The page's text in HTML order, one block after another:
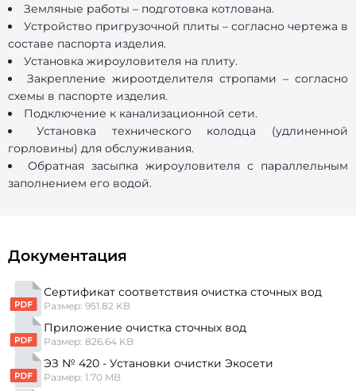
Земляные работы – подготовка котлована.
Устройство пригрузочной плиты – согласно чертежа в
составе паспорта изделия.
Установка жироуловителя на плиту.
Закрепление жироотделителя стропами – согласно
схемы в паспорте изделия.
Подключение к канализационной сети.
Установка технического колодца (удлиненной
горловины) для обслуживания.
Обратная засыпка жироуловителя с параллельным
заполнением его водой.
Документация
Сертификат соответствия очистка сточных вод
Размер: 951.82 KB
Приложение очистка сточных вод
Размер: 826.64 KB
ЭЗ № 420 - Установки очистки Экосети
Размер: 1.70 MB